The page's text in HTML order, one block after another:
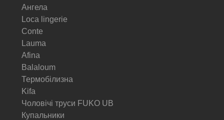
Ангела
Loca lingerie
Conte
Lauma
Afina
Balaloum
Термобілизна
Kifa
Чоловічі труси FUKO UB
Купальники